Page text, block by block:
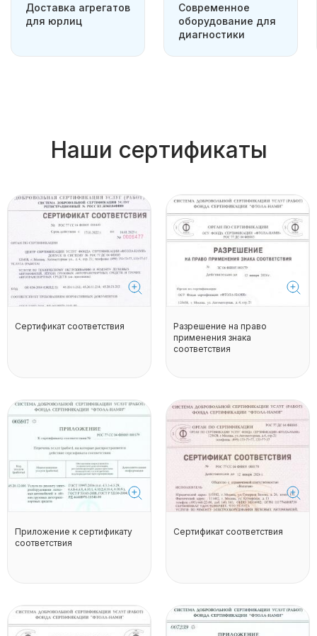
Доставка агрегатов
для юрлиц
Современное
оборудование для
диагностики
Наши сертификаты
Сертификат соответствия
Разрешение на право
применения знака
соответствия
Приложение к сертификату
соответствия
Сертификат соответствия